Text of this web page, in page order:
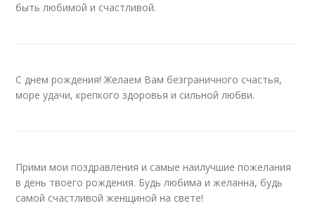
быть любимой и счастливой.
С днем рождения! Желаем Вам безграничного счастья,
море удачи, крепкого здоровья и сильной любви.
Прими мои поздравления и самые наилучшие пожелания
в день твоего рождения. Будь любима и желанна, будь
самой счастливой женщиной на свете!